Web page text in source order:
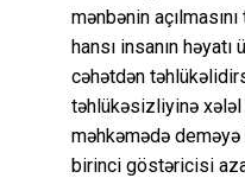
mənbənin
hansı insanın
cəhətdən
təhlükəsizliyinə
məhkəmədə
birinci göstəricisi